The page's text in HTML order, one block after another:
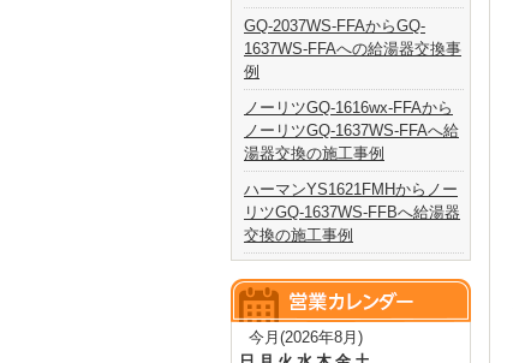
GQ-2037WS-FFAからGQ-
1637WS-FFAへの給湯器交換事
例
ノーリツGQ-1616wx-FFAから
ノーリツGQ-1637WS-FFAへ給
湯器交換の施工事例
ハーマンYS1621FMHからノー
リツGQ-1637WS-FFBへ給湯器
交換の施工事例
今月(2026年8月)